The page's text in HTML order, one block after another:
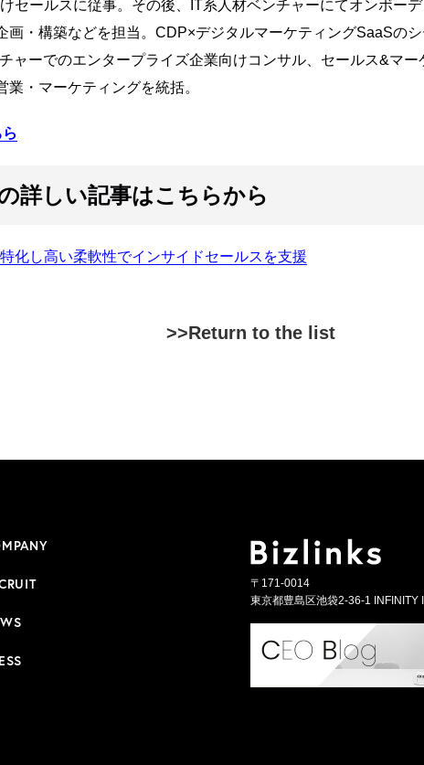
セールスに従事。その後、IT系人材ベンチャーにてオンボー
画・構築などを担当。CDP×デジタルマーケティングSaaSの
ャーでのエンタープライズ企業向けコンサル、セールス&マ
・マーケティングを統括。
詳しい記事はこちらから
化し高い柔軟性でインサイドセールスを支援
>>Return to the list
〒171-0014
東京都豊島区池袋2-36-1 INFINITY